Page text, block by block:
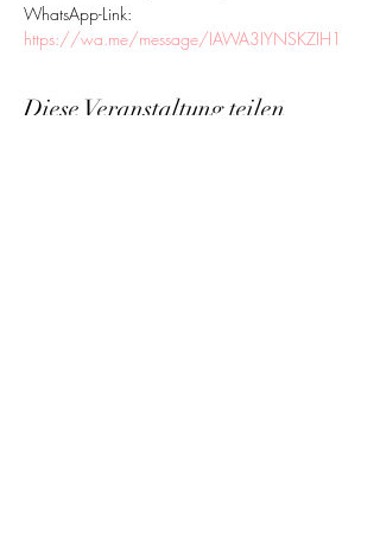
WhatsApp-Link:
https://wa.me/message/IAWA3IYNSKZIH1
Diese Veranstaltung teilen